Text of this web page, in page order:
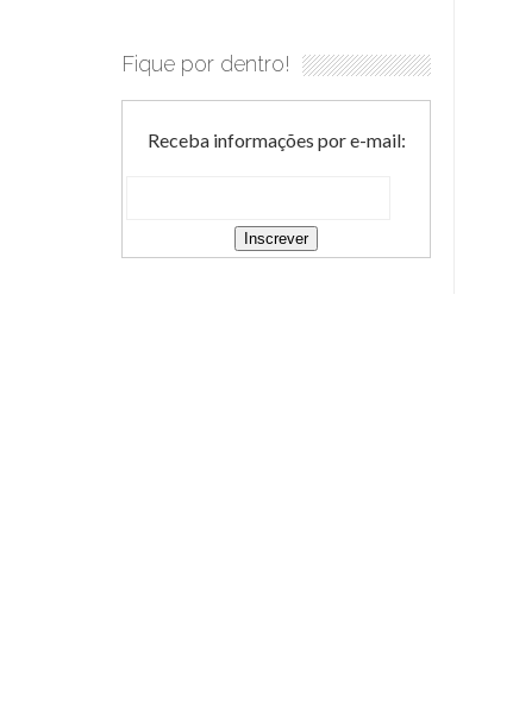
Fique por dentro!
Receba informações por e-mail: